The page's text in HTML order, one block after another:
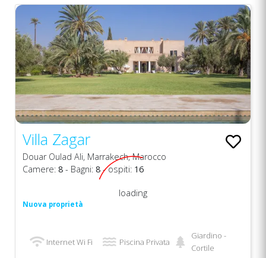
Villa Zagar
Douar Oulad Ali, Marrakech, Marocco
Camere: 8 - Bagni: 8- ospiti: 16
Nuova proprietà
loading
Internet Wi Fi Piscina Privata
Giardino -
Cortile